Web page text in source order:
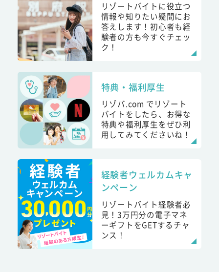
リゾートバイトに役立つ
情報や知りたい疑問にお
答えします！初心者も経
験者の方も今すぐチェッ
ク！
特典・福利厚生
リゾバ.com でリゾート
バイトをしたら、お得な
特典や福利厚生をぜひ利
用してみてくださいね！
経験者ウェルカムキャ
ンペーン
リゾートバイト経験者必
見！3万円分の電子マネ
ーギフトをGETするチャ
ンス！